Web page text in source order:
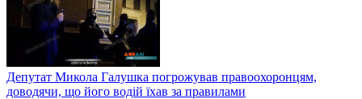
Депутат Микола Галушка погрожував правоохоронцям,
доводячи, що його водій їхав за правилами